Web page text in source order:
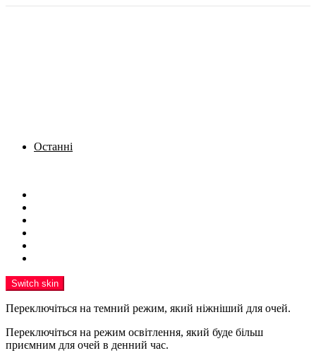
Останні
Switch skin
Переключіться на темний режим, який ніжніший для очей.
Переключіться на режим освітлення, який буде більш
приємним для очей в денний час.